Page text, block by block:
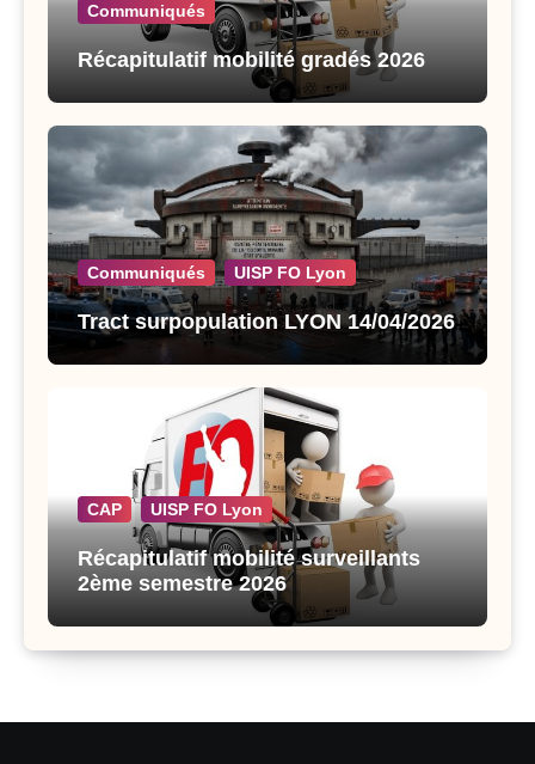
Communiqués
Récapitulatif mobilité gradés 2026
Communiqués UISP FO Lyon
Tract surpopulation LYON 14/04/2026
CAP UISP FO Lyon
Récapitulatif mobilité surveillants
2ème semestre 2026